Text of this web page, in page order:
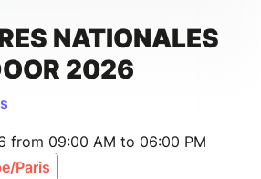
NATIONALES
2026
from 09:00 AM to 06:00 PM
Paris